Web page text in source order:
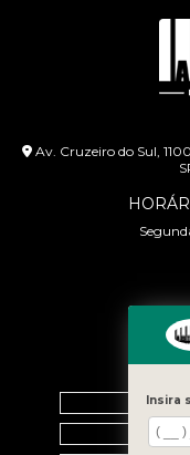
Av. Cruzeiro do Sul,
Insira